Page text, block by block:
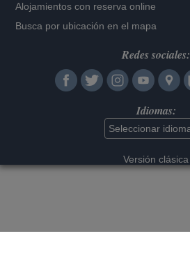
Alojamientos con reserva online
Busca por ubicación en el mapa
Redes sociales:
Idiomas:
Versión clásica